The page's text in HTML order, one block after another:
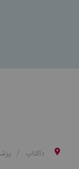
داکتاپ